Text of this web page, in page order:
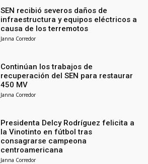
SEN recibió severos daños de
infraestructura y equipos eléctricos a
causa de los terremotos
Janna Corredor
Continúan los trabajos de
recuperación del SEN para restaurar
450 MV
Janna Corredor
Presidenta Delcy Rodríguez felicita a
la Vinotinto en fútbol tras
consagrarse campeona
centroamericana
Janna Corredor